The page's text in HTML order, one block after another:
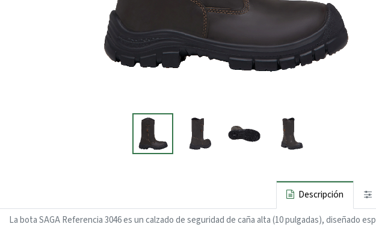
Descripción
La bota SAGA Referencia 3046 es un calzado de seguridad de caña alta (10 pulgadas),